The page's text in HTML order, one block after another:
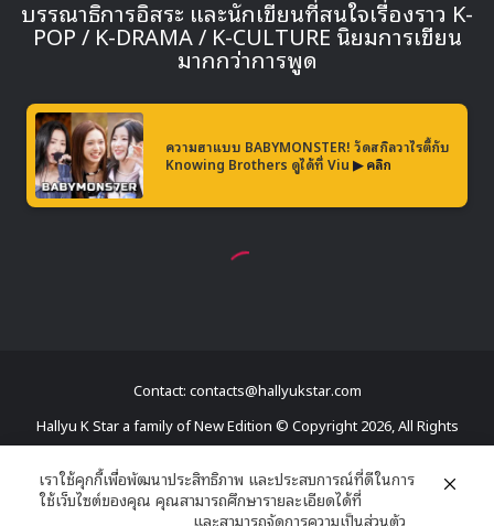
Contact: contacts@hallyukstar.com
Hallyu K Star a family of New Edition © Copyright 2026, All Rights
Dailymotion
เราใช้คุกกี้เพื่อพัฒนาประสิทธิภาพ และประสบการณ์ที่ดีในการ
ใช้เว็บไซต์ของคุณ คุณสามารถศึกษารายละเอียดได้ที่
และสามารถจัดการความเป็นส่วนตัว